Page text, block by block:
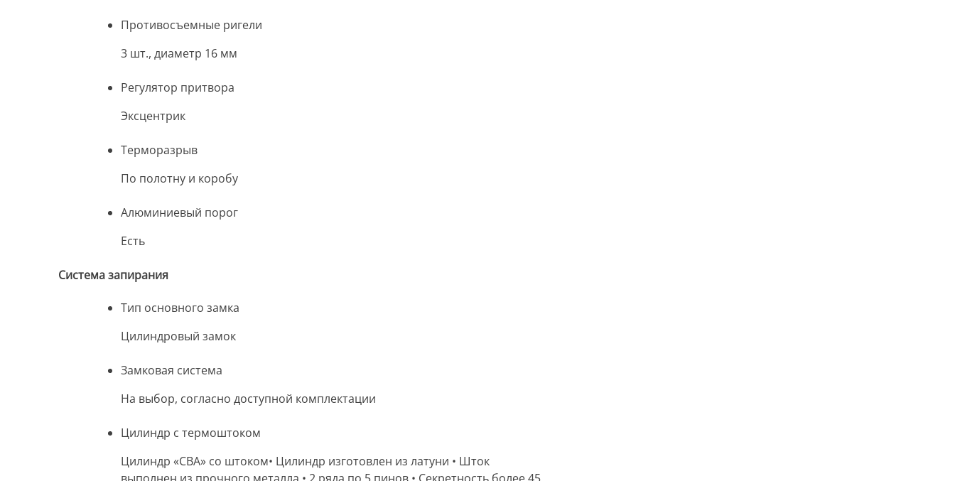
Противосъемные ригели
3 шт., диаметр 16 мм
Регулятор притвора
Эксцентрик
Терморазрыв
По полотну и коробу
Алюминиевый порог
Есть
Система запирания
Тип основного замка
Цилиндровый замок
Замковая система
На выбор, согласно доступной комплектации
Цилиндр с термоштоком
Цилиндр «CBA» со штоком• Цилиндр изготовлен из латуни • Шток
выполнен из прочного металла • 2 ряда по 5 пинов • Секретность более 45